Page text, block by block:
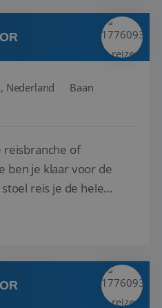
vragen ...
Nederland
Baan
reisbranche of
ben je klaar voor de
reis je de hele
en wat er in de
die droomreis te